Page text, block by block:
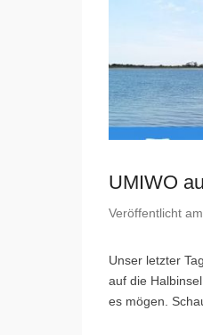
UMIWO
Veröffentlicht am
Unser letzter
auf die
es mögen.